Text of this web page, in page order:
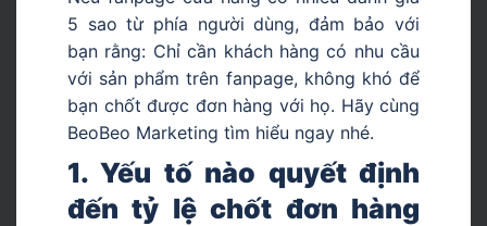
5 sao từ phía người dùng, đảm bảo với
bạn rằng: Chỉ cần khách hàng có nhu cầu
với sản phẩm trên fanpage, không khó để
bạn chốt được đơn hàng với họ. Hãy cùng
BeoBeo Marketing tìm hiểu ngay nhé.
1. Yếu tố nào quyết định
đến tỷ lệ chốt đơn hàng